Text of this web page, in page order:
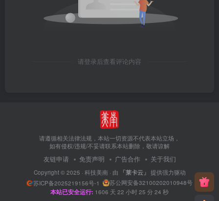
请登录后查看评论内容
请遵循相关法律法规，本站一切资源不代表本站立场，
如有侵权/违规/不妥请联系本站删除，敬请谅解
友链申请 免责声明 广告合作 关于我们
Copyright © 2025 · 科技美南 · 由 「莱卡云」 提供强力驱动
苏ICP备2025219156号-1
苏公网安备32100202010948号
本站已安全运行: 1606 天 22 小时25 分 24 秒